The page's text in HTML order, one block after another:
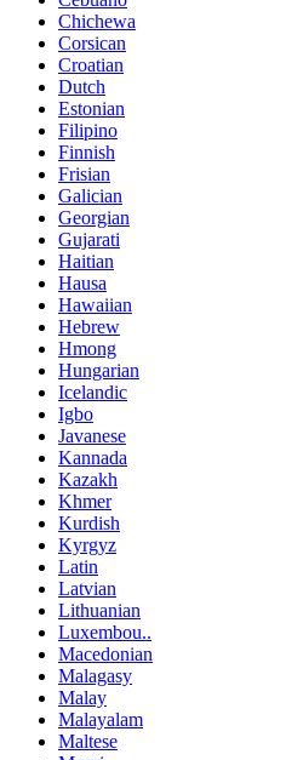
Chichewa
Corsican
Croatian
Dutch
Estonian
Filipino
Finnish
Frisian
Galician
Georgian
Gujarati
Haitian
Hausa
Hawaiian
Hebrew
Hmong
Hungarian
Icelandic
Igbo
Javanese
Kannada
Kazakh
Khmer
Kurdish
Kyrgyz
Latin
Latvian
Lithuanian
Luxembou..
Macedonian
Malagasy
Malay
Malayalam
Maltese